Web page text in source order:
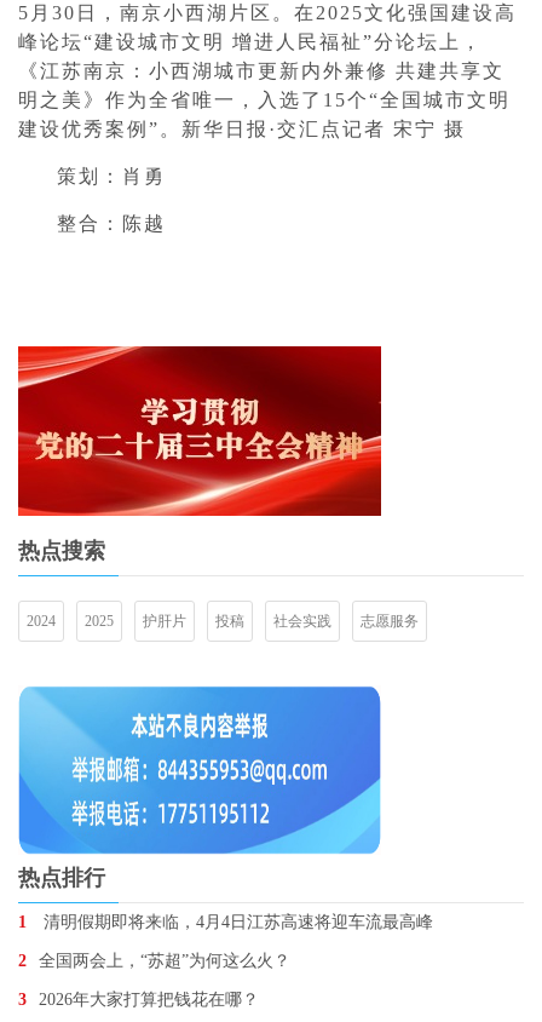
5月30日，南京小西湖片区。在2025文化强国建设高
峰论坛“建设城市文明 增进人民福祉”分论坛上，
《江苏南京：小西湖城市更新内外兼修 共建共享文
明之美》作为全省唯一，入选了15个“全国城市文明
建设优秀案例”。新华日报·交汇点记者 宋宁 摄
策划：肖勇
整合：陈越
热点搜索
2024 2025 护肝片 投稿 社会实践 志愿服务
热点排行
1 清明假期即将来临，4月4日江苏高速将迎车流最高峰
2 全国两会上，“苏超”为何这么火？
3 2026年大家打算把钱花在哪？